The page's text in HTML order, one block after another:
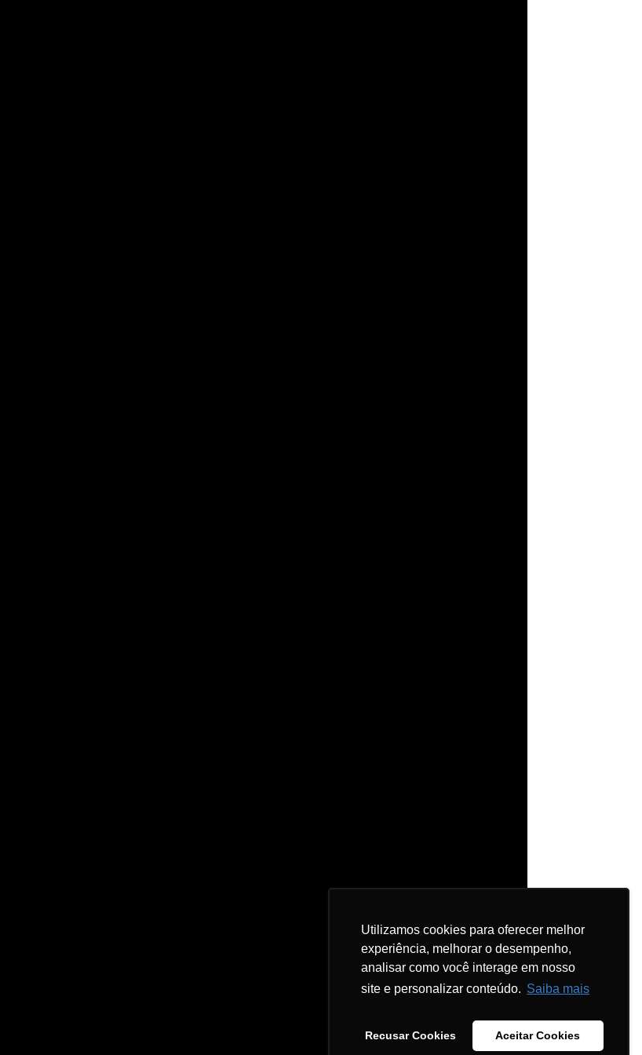
Utilizamos cookies para oferecer melhor
experiência, melhorar o desempenho,
analisar como você interage em nosso
site e personalizar conteúdo. Saiba mais
Recusar Cookies Aceitar Cookies
Utilizamos cookies para oferecer melhor
experiência, melhorar o desempenho,
analisar como você interage em nosso
site e personalizar conteúdo. Saiba mais
Recusar Cookies Aceitar Cookies